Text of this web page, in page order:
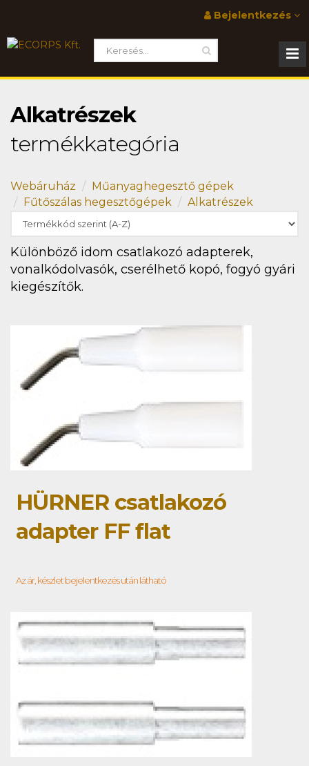
Bejelentkezés
Alkatrészek
termékkategória
Webáruház
Műanyaghegesztő gépek
Fűtőszálas hegesztőgépek
Alkatrészek
Különböző idom csatlakozó adapterek,
vonalkódolvasók, cserélhető kopó, fogyó gyári
kiegészítők.
HÜRNER csatlakozó
adapter FF flat
Az ár, készlet bejelentkezés után látható